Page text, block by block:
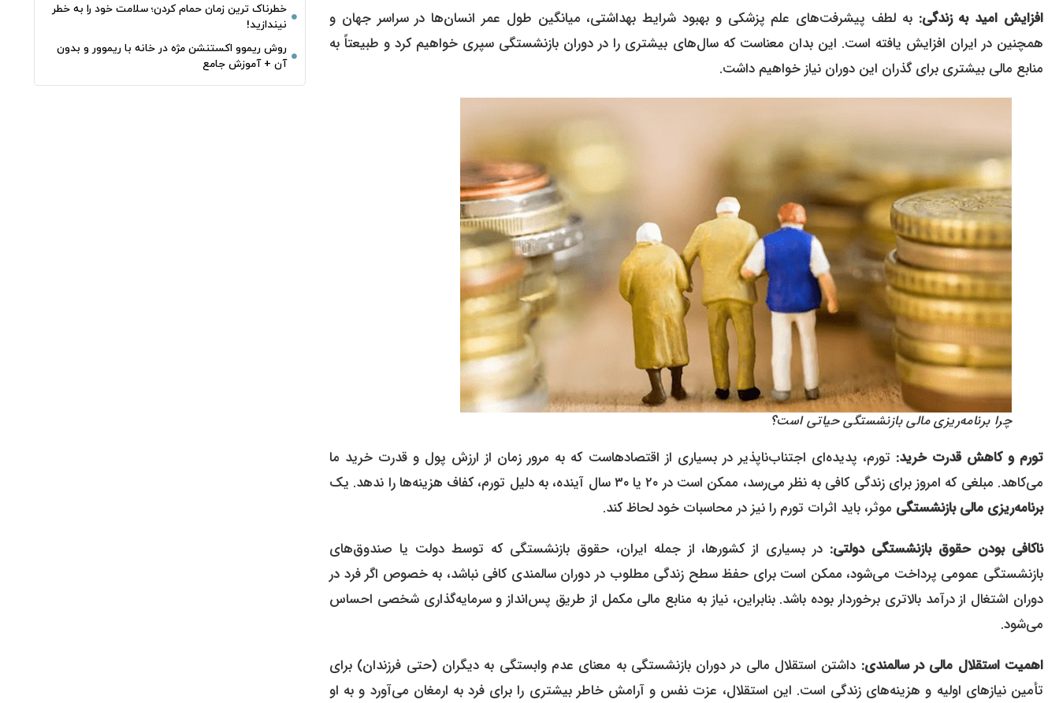
افزایش امید به زندگی: به لطف پیشرفت‌های علم پزشکی و بهبود شرایط بهداشتی، میانگین طول عمر انسان‌ها در سراسر جهان و
همچنین در ایران افزایش یافته است. این بدان معناست که سال‌های بیشتری را در دوران بازنشستگی سپری خواهیم کرد و طبیعتاً به
منابع مالی بیشتری برای گذران این دوران نیاز خواهیم داشت.
چرا برنامه‌ریزی مالی بازنشستگی حیاتی است؟
تورم و کاهش قدرت خرید: تورم، پدیده‌ای اجتناب‌ناپذیر در بسیاری از اقتصادهاست که به مرور زمان از ارزش پول و قدرت خرید ما
می‌کاهد. مبلغی که امروز برای زندگی کافی به نظر می‌رسد، ممکن است در ۲۰ یا ۳۰ سال آینده، به دلیل تورم، کفاف هزینه‌ها را ندهد. یک
برنامه‌ریزی مالی بازنشستگی موثر، باید اثرات تورم را نیز در محاسبات خود لحاظ کند.
ناکافی بودن حقوق بازنشستگی دولتی: در بسیاری از کشورها، از جمله ایران، حقوق بازنشستگی که توسط دولت یا صندوق‌های
بازنشستگی عمومی پرداخت می‌شود، ممکن است برای حفظ سطح زندگی مطلوب در دوران سالمندی کافی نباشد، به خصوص اگر فرد در
دوران اشتغال از درآمد بالاتری برخوردار بوده باشد. بنابراین، نیاز به منابع مالی مکمل از طریق پس‌انداز و سرمایه‌گذاری شخصی احساس
می‌شود.
اهمیت استقلال مالی در سالمندی: داشتن استقلال مالی در دوران بازنشستگی به معنای عدم وابستگی به دیگران (حتی فرزندان) برای
تأمین نیازهای اولیه و هزینه‌های زندگی است. این استقلال، عزت نفس و آرامش خاطر بیشتری را برای فرد به ارمغان می‌آورد و به او
خطرناک‌ ترین زمان‌ حمام کردن؛ سلامت خود را به خطر
نیندازید!
روش ریموو اکستنشن مژه در خانه با ریموور و بدون
آن + آموزش جامع